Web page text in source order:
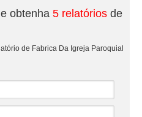
e obtenha 5 relatórios de
de Fabrica Da Igreja Paroquial